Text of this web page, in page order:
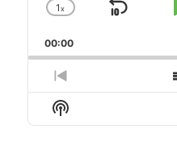
Change
Rate
1x
Skip
00:00
Previous
Episode
Show
Podcast